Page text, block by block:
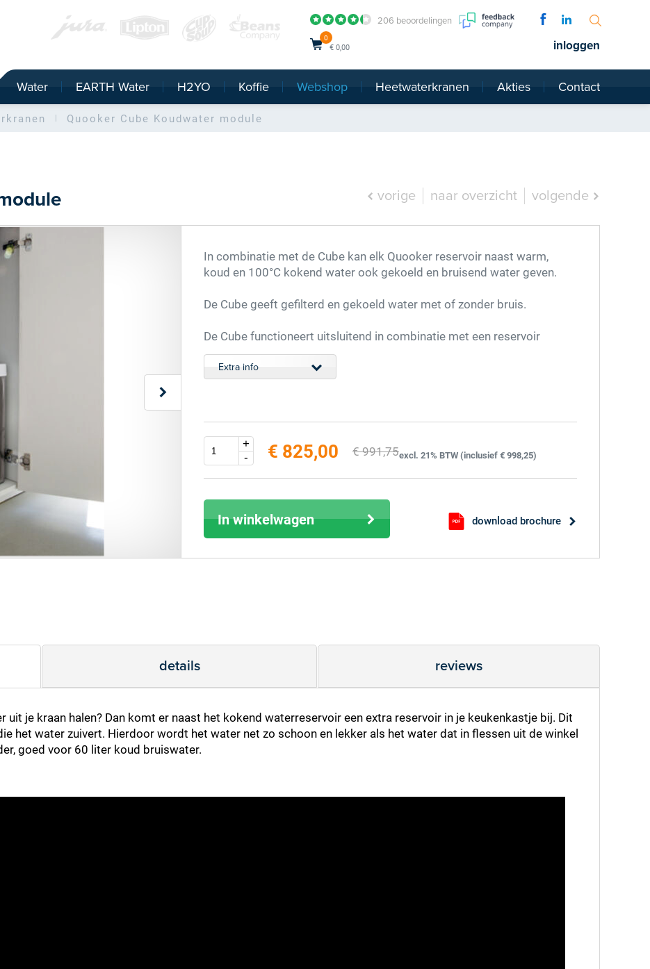
206 beoordelingen
0
€ 0,00 inloggen
Water EARTH Water H2YO Koffie Webshop Heetwaterkranen Akties Contact
Quooker Cube Koudwater module
vorige naar overzicht volgende
In combinatie met de Cube kan elk Quooker reservoir naast warm,
koud en 100°C kokend water ook gekoeld en bruisend water geven.
De Cube geeft gefilterd en gekoeld water met of zonder bruis.
De Cube functioneert uitsluitend in combinatie met een reservoir
Extra info
+
-
€ 825,00 € 991,75excl. 21% BTW (inclusief € 998,25)
download brochure
In winkelwagen
details reviews
je kraan halen? Dan komt er naast het kokend waterreservoir een extra reservoir in je keukenkastje bij. Dit
het water zuivert. Hierdoor wordt het water net zo schoon en lekker als het water dat in flessen uit de winkel
goed voor 60 liter koud bruiswater.